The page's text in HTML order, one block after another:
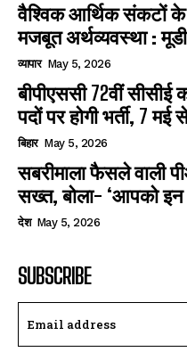
वैश्विक आर्थिक संकटों
मजबूत अर्थव्यवस्था :
व्यापार May 5, 2026
बीपीएससी 72वीं सीसीई
पदों पर होगी भर्ती, 7
बिहार May 5, 2026
सबरीमाला फैसले वाली
सख्त, बोला- ‘आपको इन
देश May 5, 2026
SUBSCRIBE